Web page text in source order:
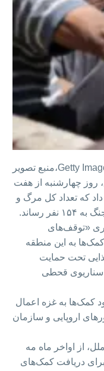
منبع تصویر،Getty
چهارشنبه از هفت
که تعداد کل مرگ و
رساند.
سری «توقف‌های
به این منطقه
تحت حمایت
سناریوی قحطی
کمک‌ها به غزه اعمال
اروپایی و سازمان
از اواخر ماه مه
دریافت کمک‌های